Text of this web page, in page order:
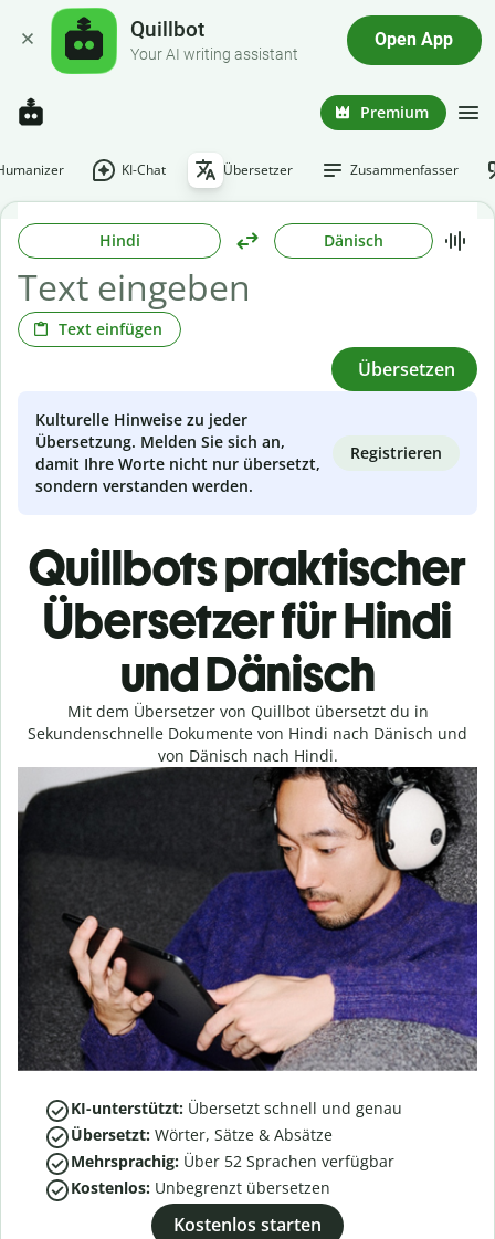
Quillbot
Your AI writing assistant
Open App
Premium
KI-Chat Übersetzer Zusammenfasser
Hindi Dänisch
Text einfügen
Übersetzen
Kulturelle Hinweise zu jeder
Übersetzung. Melden Sie sich an,
damit Ihre Worte nicht nur übersetzt,
sondern verstanden werden.
Registrieren
Quillbots praktischer
Übersetzer für Hindi
und Dänisch
Mit dem Übersetzer von Quillbot übersetzt du in
Sekundenschnelle Dokumente von Hindi nach Dänisch und
von Dänisch nach Hindi.
KI-unterstützt: Übersetzt schnell und genau
Übersetzt: Wörter, Sätze & Absätze
Mehrsprachig: Über 52 Sprachen verfügbar
Kostenlos: Unbegrenzt übersetzen
Kostenlos starten